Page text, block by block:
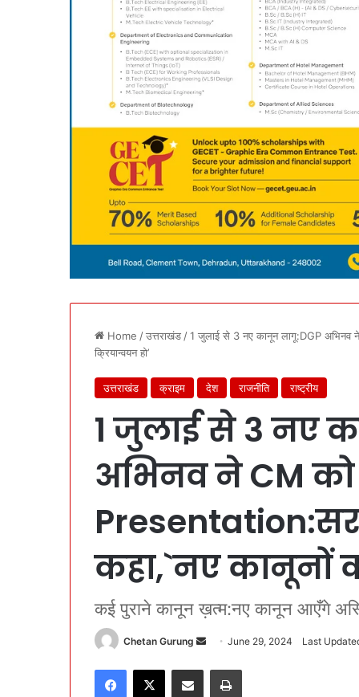
Home /उत्तराखंड /1 जुलाई से 3 नए कानून लागू:DGP अभिनव
क्रियान्वयन हो’
उत्तराखंड क्राइम देश राजनीति राष्ट्रीय
1 जुलाई से 3 नए
अभिनव ने CM को
कहा,`नए कानूनों
कई पुराने कानून ख़त्म:नए कानून आएँगे
Chetan Gurung June 29, 2024 Last